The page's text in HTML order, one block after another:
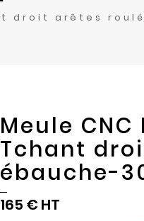
droit arêtes
Meule
Tchant
ébauche-
165 €